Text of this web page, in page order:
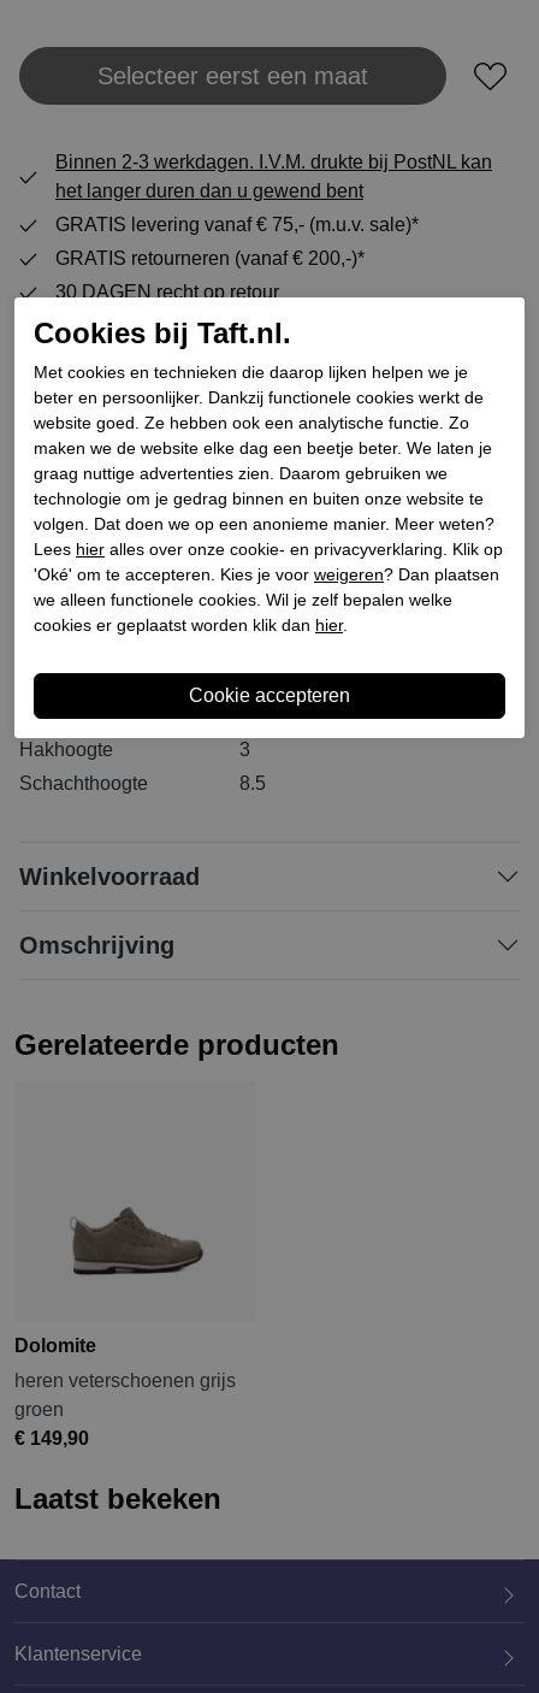
Plaats in winkeltas
Selecteer eerst een maat
Binnen 2-3 werkdagen. I.V.M. drukte bij PostNL kan
het langer duren dan u gewend bent
GRATIS levering vanaf € 75,- (m.u.v. sale)*
GRATIS retourneren (vanaf € 200,-)*
30 DAGEN recht op retour
Specificaties
Merk
Dolomite
Leveranciercode
289205-1658011 Dol Shoe 54
Low Evo
Categorie
Veterschoenen
Kleur
Groen
Bestelcode
231800078
Materiaal binnenkant
Materiaal zool
Rubber
Hakhoogte
3
Schachthoogte
8.5
Winkelvoorraad
Omschrijving
Gerelateerde producten
Dolomite
heren veterschoenen grijs
groen
€ 149,90
Laatst bekeken
Contact
Klantenservice
Cookies bij Taft.nl.
Met cookies en technieken die daarop lijken helpen we je
beter en persoonlijker. Dankzij functionele cookies werkt de
website goed. Ze hebben ook een analytische functie. Zo
maken we de website elke dag een beetje beter. We laten je
graag nuttige advertenties zien. Daarom gebruiken we
technologie om je gedrag binnen en buiten onze website te
volgen. Dat doen we op een anonieme manier. Meer weten?
Lees hier alles over onze cookie- en privacyverklaring. Klik op
'Oké' om te accepteren. Kies je voor weigeren? Dan plaatsen
we alleen functionele cookies. Wil je zelf bepalen welke
cookies er geplaatst worden klik dan hier.